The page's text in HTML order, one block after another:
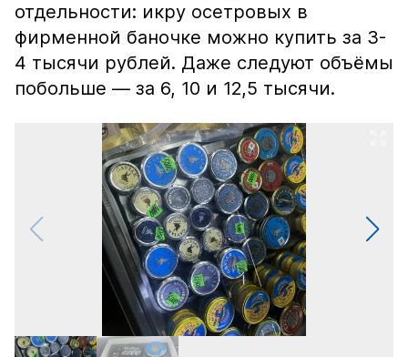
отдельности: икру осетровых в
фирменной баночке можно купить за 3-
4 тысячи рублей. Даже следуют объёмы
побольше — за 6, 10 и 12,5 тысячи.